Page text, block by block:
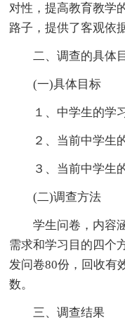
对性，提高教育教学
路子，提供了客观依
二、调查的具体
(一)具体目标
１、中学生的学
２、当前中学生的
３、当前中学生的
(二)调查方法
学生问卷，内容涵
需求和学习目的四个
发问卷80份，回收有
数。
三、调查结果